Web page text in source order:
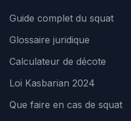
Guide complet du squat
Glossaire juridique
Calculateur de décote
Loi Kasbarian 2024
Que faire en cas de squat